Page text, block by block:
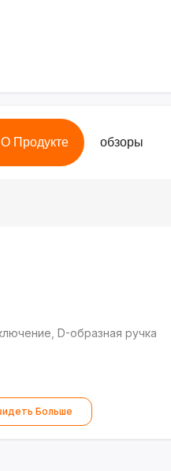
Продукте обзоры
D-образная ручка
Больше